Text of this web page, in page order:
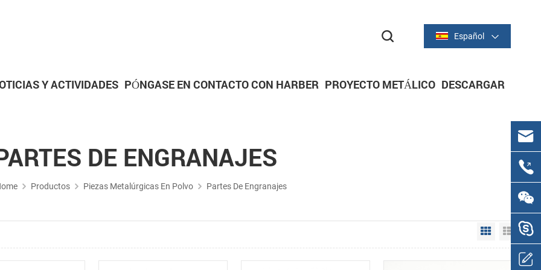
Español
Y ACTIVIDADES PÓNGASE EN CONTACTO CON HARBER PROYECTO METÁLICO DESCARGAR
DE ENGRANAJES
Productos Piezas Metalúrgicas En Polvo Partes De Engranajes
Grid View
List